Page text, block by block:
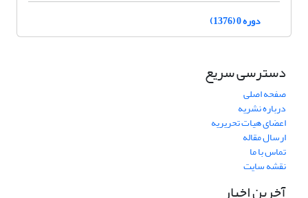
دوره 0 (1376)
دسترسی سریع
صفحه اصلی
درباره نشریه
اعضای هیات تحریریه
ارسال مقاله
تماس با ما
نقشه سایت
آخرین اخبار